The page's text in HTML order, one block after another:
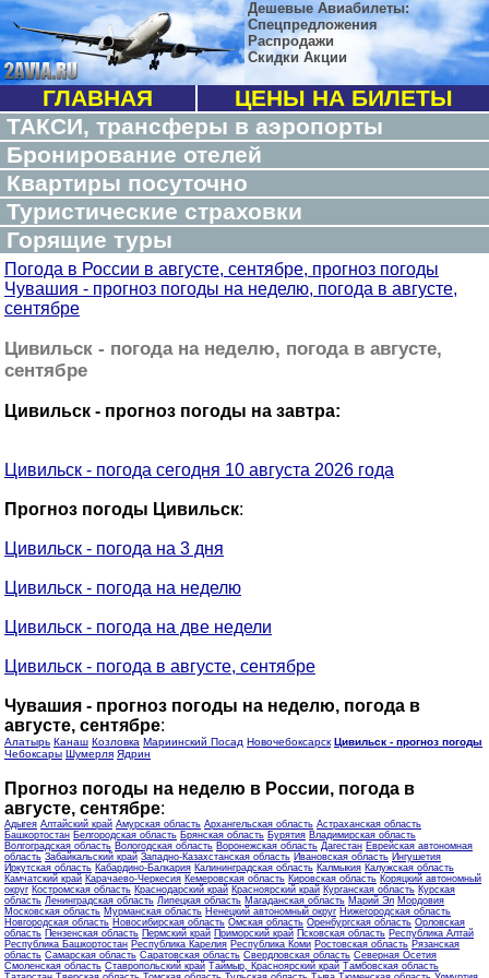
Дешевые Авиабилеты:
Спецпредложения
Распродажи
Скидки Акции
ГЛАВНАЯ
ЦЕНЫ НА БИЛЕТЫ
ТАКСИ, трансферы в аэропорты
Бронирование отелей
Квартиры посуточно
Туристические страховки
Горящие туры
Погода в России в августе, сентябре, прогноз погоды
Чувашия - прогноз погоды на неделю, погода в августе,
сентябре
Цивильск - погода на неделю, погода в августе,
сентябре
Цивильск - прогноз погоды на завтра:
Цивильск - погода сегодня 10 августа 2026 года
Прогноз погоды Цивильск:
Цивильск - погода на 3 дня
Цивильск - погода на неделю
Цивильск - погода на две недели
Цивильск - погода в августе, сентябре
Чувашия - прогноз погоды на неделю, погода в
августе, сентябре:
Алатырь Канаш Козловка Мариинский Посад Новочебоксарск Цивильск - прогноз погоды
Чебоксары Шумерля Ядрин
Прогноз погоды на неделю в России, погода в
августе, сентябре:
Адыгея Алтайский край Амурская область Архангельская область Астраханская область
Башкортостан Белгородская область Брянская область Бурятия Владимирская область
Волгоградская область Вологодская область Воронежская область Дагестан Еврейская автономная
область Забайкальский край Западно-Казахстанская область Ивановская область Ингушетия
Иркутская область Кабардино-Балкария Калининградская область Калмыкия Калужская область
Камчатский край Карачаево-Черкесия Кемеровская область Кировская область Коряцкий автономный
округ Костромская область Краснодарский край Красноярский край Курганская область Курская
область Ленинградская область Липецкая область Магаданская область Марий Эл Мордовия
Московская область Мурманская область Ненецкий автономный округ Нижегородская область
Новгородская область Новосибирская область Омская область Оренбургская область Орловская
область Пензенская область Пермский край Приморский край Псковская область Республика Алтай
Республика Башкортостан Республика Карелия Республика Коми Ростовская область Рязанская
область Самарская область Саратовская область Свердловская область Северная Осетия
Смоленская область Ставропольский край Таймыр, Красноярский край Тамбовская область